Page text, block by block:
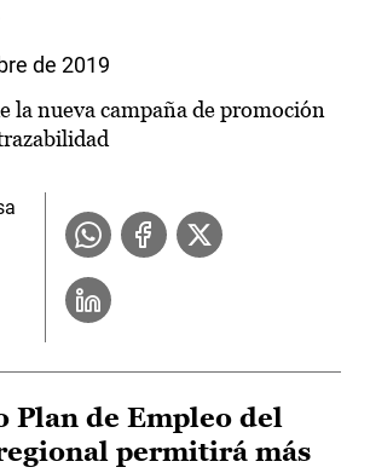
de 2019
la nueva campaña de promoción
Plan de Empleo del
permitirá más